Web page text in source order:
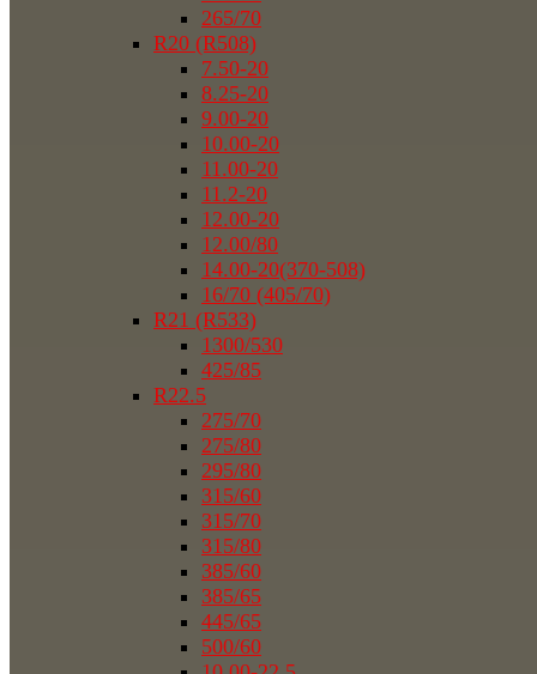
265/70
R20 (R508)
7.50-20
8.25-20
9.00-20
10.00-20
11.00-20
11.2-20
12.00-20
12.00/80
14.00-20(370-508)
16/70 (405/70)
R21 (R533)
1300/530
425/85
R22.5
275/70
275/80
295/80
315/60
315/70
315/80
385/60
385/65
445/65
500/60